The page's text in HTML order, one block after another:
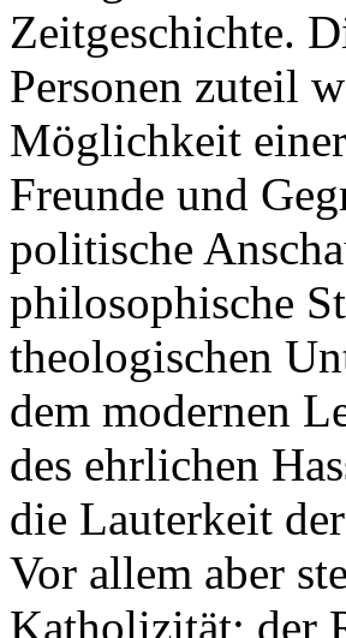
Zeitgeschichte.
Personen zuteil
Möglichkeit
Freunde und
politische
philosophische
theologischen
dem modernen
des ehrlichen
die Lauterkeit
Vor allem aber
Katholizität; der